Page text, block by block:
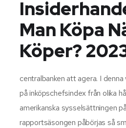
Man Köpa
Köper?
centralbanken att agera. I
på inköpschefsindex från olika
amerikanska sysselsättningen
rapportsäsongen påbörjas så